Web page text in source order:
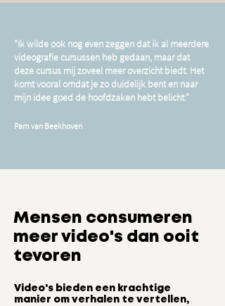
"Ik wilde ook nog even zeggen dat ik al meerdere
videografie cursussen heb gedaan, maar dat
deze cursus mij zoveel meer overzicht biedt. Het
komt vooral omdat je zo duidelijk bent en naar
mijn idee goed de hoofdzaken hebt belicht."
Pam van Beekhoven
Mensen consumeren
meer video's dan ooit
tevoren
Video's bieden een krachtige
manier om verhalen te vertellen,